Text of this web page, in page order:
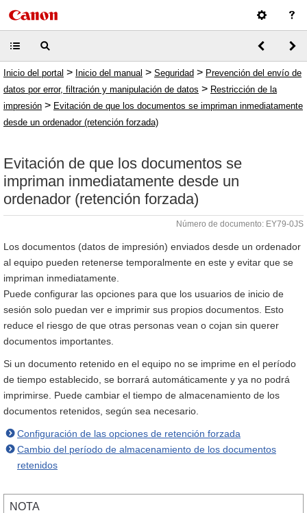
Inicio del portal > Inicio del manual > Seguridad > Prevención del envío de
datos por error, filtración y manipulación de datos > Restricción de la
impresión > Evitación de que los documentos se impriman inmediatamente
desde un ordenador (retención forzada)
Evitación de que los documentos se
impriman inmediatamente desde un
ordenador (retención forzada)
Número de documento: EY79-0JS
Los documentos (datos de impresión) enviados desde un ordenador
al equipo pueden retenerse temporalmente en este y evitar que se
impriman inmediatamente.
Puede configurar las opciones para que los usuarios de inicio de
sesión solo puedan ver e imprimir sus propios documentos. Esto
reduce el riesgo de que otras personas vean o cojan sin querer
documentos importantes.
Si un documento retenido en el equipo no se imprime en el período
de tiempo establecido, se borrará automáticamente y ya no podrá
imprimirse. Puede cambiar el tiempo de almacenamiento de los
documentos retenidos, según sea necesario.
Configuración de las opciones de retención forzada
Cambio del período de almacenamiento de los documentos
retenidos
NOTA